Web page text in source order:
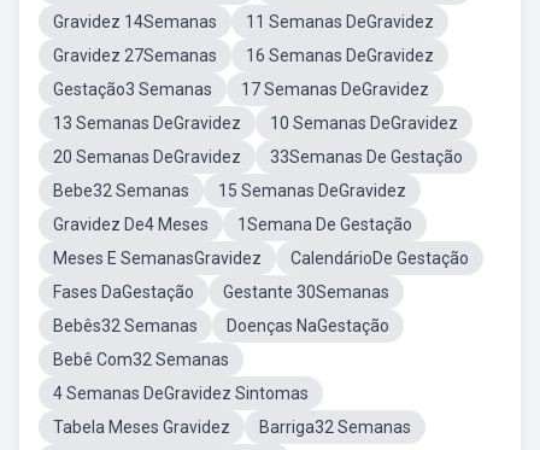
Gravidez 14Semanas
11 Semanas DeGravidez
Gravidez 27Semanas
16 Semanas DeGravidez
Gestação3 Semanas
17 Semanas DeGravidez
13 Semanas DeGravidez
10 Semanas DeGravidez
20 Semanas DeGravidez
33Semanas De Gestação
Bebe32 Semanas
15 Semanas DeGravidez
Gravidez De4 Meses
1Semana De Gestação
Meses E SemanasGravidez
CalendárioDe Gestação
Fases DaGestação
Gestante 30Semanas
Bebês32 Semanas
Doenças NaGestação
Bebê Com32 Semanas
4 Semanas DeGravidez Sintomas
Tabela Meses Gravidez
Barriga32 Semanas